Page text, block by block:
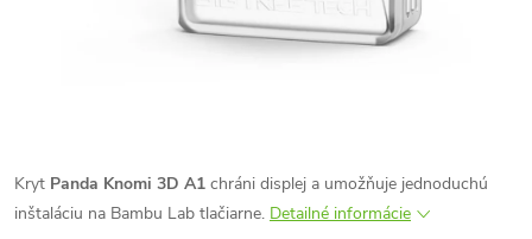
Kryt Panda Knomi 3D A1 chráni displej a umožňuje jednoduchú
inštaláciu na Bambu Lab tlačiarne. Detailné informácie